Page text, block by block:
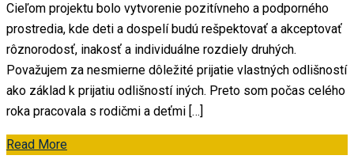
Cieľom projektu bolo vytvorenie pozitívneho a podporného
prostredia, kde deti a dospelí budú rešpektovať a akceptovať
rôznorodosť, inakosť a individuálne rozdiely druhých.
Považujem za nesmierne dôležité prijatie vlastných odlišností
ako základ k prijatiu odlišností iných. Preto som počas celého
roka pracovala s rodičmi a deťmi […]
Read More